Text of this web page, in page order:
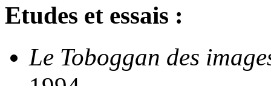
Etudes et essais :
Le Toboggan des